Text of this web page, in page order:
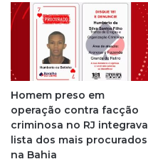
Homem preso em
operação contra facção
criminosa no RJ integrava
lista dos mais procurados
na Bahia